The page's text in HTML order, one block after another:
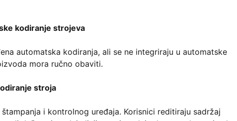
kodiranje strojeva
automatska kodiranja, ali se ne integriraju u automatske
mora ručno obaviti.
stroja
i kontrolnog uređaja. Korisnici reditiraju sadržaj